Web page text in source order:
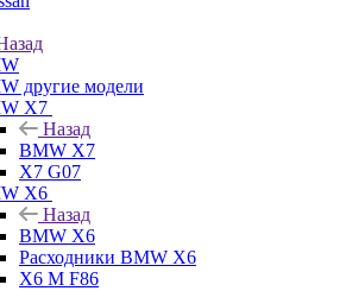
другие модели
X7
Назад
BMW X7
X7 G07
X6
Назад
BMW X6
Расходники BMW X6
X6 M F86